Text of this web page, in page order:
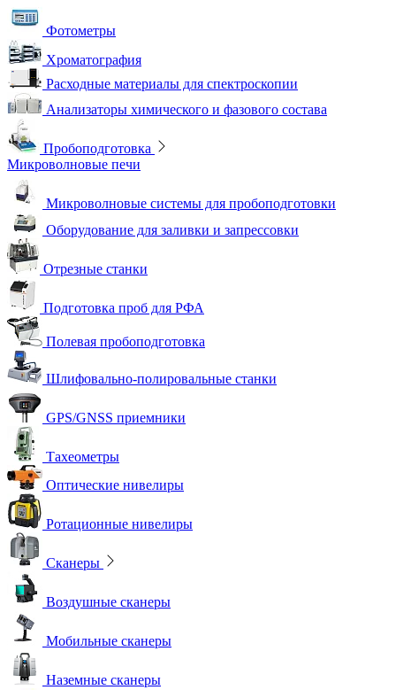
Фотометры
Хроматография
Расходные материалы для спектроскопии
Анализаторы химического и фазового состава
Пробоподготовка
Микроволновые печи
Микроволновые системы для пробоподготовки
Оборудование для заливки и запрессовки
Отрезные станки
Подготовка проб для РФА
Полевая пробоподготовка
Шлифовально-полировальные станки
GPS/GNSS приемники
Тахеометры
Оптические нивелиры
Ротационные нивелиры
Сканеры
Воздушные сканеры
Мобильные сканеры
Наземные сканеры